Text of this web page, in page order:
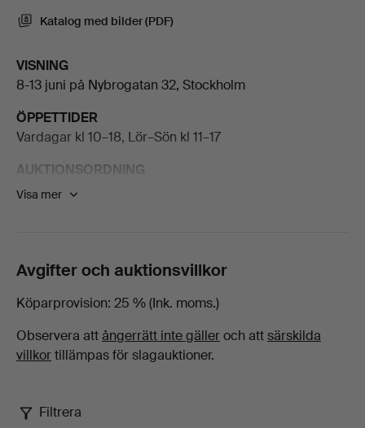
Våren
2023
Alla
föremål
Auktionsverk
Fine
Art
Katalog med bilder (PDF)
VISNING
8-13 juni på Nybrogatan 32, Stockholm
ÖPPETTIDER
Vardagar kl 10–18, Lör–Sön kl 11–17
AUKTIONSORDNING
Onsdag 14 juni
Torsdag 15 juni start kl 11.00
Antika möbler och konsthantverk 420-535
Kuriosakabinettet 536-581
Silver 653-749
Smycken 750-880
Vårens klassiska auktion visar måleri från 1600-talets
Visa mer
Avgifter och auktionsvillkor
Köparprovision 25 % (Ink. moms.)
Observera attångerrätt inte gälleroch attsärskilda
villkortillämpas för slagauktioner.
Filtrera